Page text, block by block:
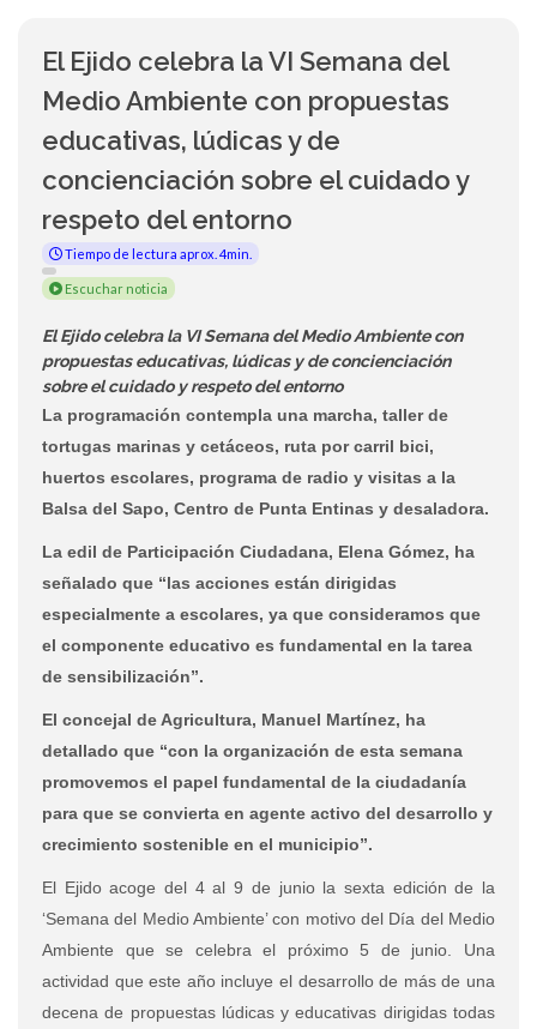
El Ejido celebra la VI Semana del
Medio Ambiente con propuestas
educativas, lúdicas y de
concienciación sobre el cuidado y
respeto del entorno
Tiempo de lectura aprox. 4min.
Escuchar noticia
El Ejido celebra la VI Semana del Medio Ambiente con
propuestas educativas, lúdicas y de concienciación
sobre el cuidado y respeto del entorno
La programación contempla una marcha, taller de
tortugas marinas y cetáceos, ruta por carril bici,
huertos escolares, programa de radio y visitas a la
Balsa del Sapo, Centro de Punta Entinas y desaladora.
La edil de Participación Ciudadana, Elena Gómez, ha
señalado que “las acciones están dirigidas
especialmente a escolares, ya que consideramos que
el componente educativo es fundamental en la tarea
de sensibilización”.
El concejal de Agricultura, Manuel Martínez, ha
detallado que “con la organización de esta semana
promovemos el papel fundamental de la ciudadanía
para que se convierta en agente activo del desarrollo y
crecimiento sostenible en el municipio”.
El Ejido acoge del 4 al 9 de junio la sexta edición de la
‘Semana del Medio Ambiente’ con motivo del Día del Medio
Ambiente que se celebra el próximo 5 de junio. Una
actividad que este año incluye el desarrollo de más de una
decena de propuestas lúdicas y educativas dirigidas todas